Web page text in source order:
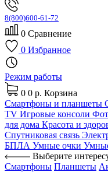
8(800)600-61-72
0 Сравнение
0 Избранное
Режим работы
0 0 р. Корзина
Смартфоны и планшеты
TV Игровые консоли
для дома Красота и
Спутниковая связь
БПЛА Умные очки
Выберите
Смартфоны Планшеты